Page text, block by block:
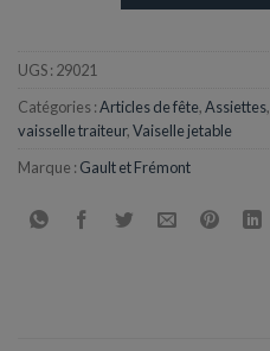
UGS : 29021
Catégories :Articles de fête,Assiettes,
vaisselle traiteur,Vaiselle jetable
Marque : Gault et Frémont